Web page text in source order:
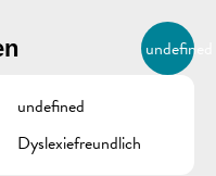
DE
BIERGER.REMICH.LU
undefined
undefined
Dyslexiefreundlich